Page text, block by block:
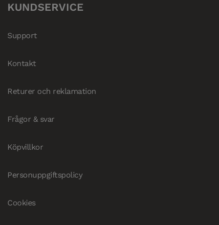
KUNDSERVICE
Support
Kontakt
Returer och reklamation
Frågor & svar
Köpvillkor
Personuppgiftspolicy
Cookies